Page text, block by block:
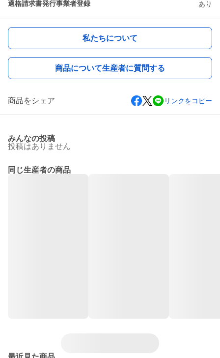
適格請求書発行事業者登録 あり
私たちについて
商品について生産者に質問する
商品をシェア リンクをコピー
みんなの投稿
投稿はありません
同じ生産者の商品